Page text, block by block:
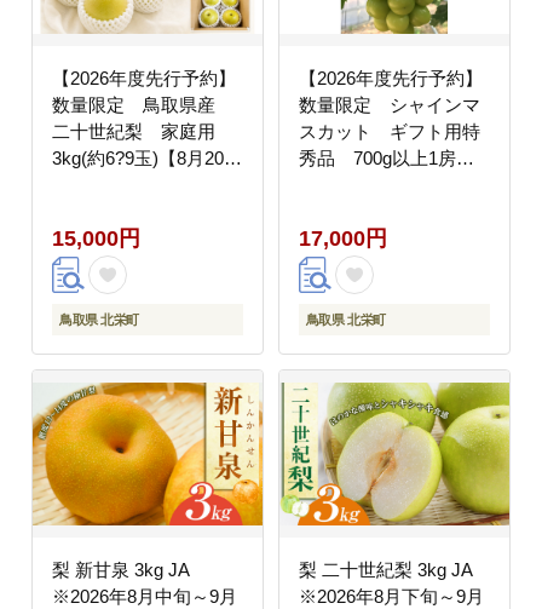
【2026年度先行予約】
数量限定 鳥取県産
二十世紀梨 家庭用
3kg(約6?9玉)【8月20日
15,000円
鳥取県 北栄町
【2026年度先行予約】
数量限定 シャインマ
スカット ギフト用特
秀品 700g以上1房【9
17,000円
鳥取県 北栄町
梨 新甘泉 3kg JA
※2026年8月中旬～9月
梨 二十世紀梨 3kg JA
※2026年8月下旬～9月